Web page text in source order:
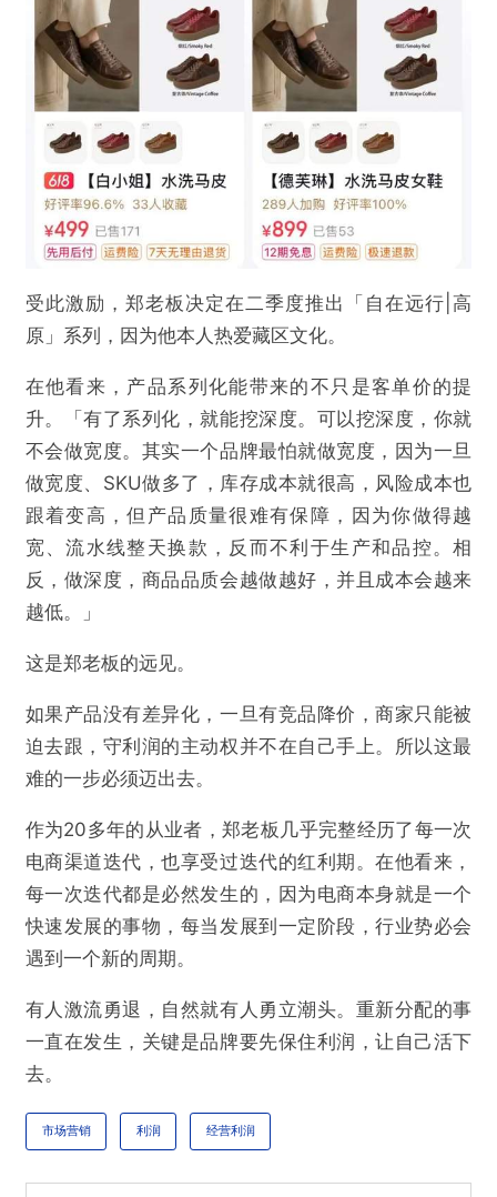
受此激励，郑老板决定在二季度推出「自在远行|高
原」系列，因为他本人热爱藏区文化。
在他看来，产品系列化能带来的不只是客单价的提
升。「有了系列化，就能挖深度。可以挖深度，你就
不会做宽度。其实一个品牌最怕就做宽度，因为一旦
做宽度、SKU做多了，库存成本就很高，风险成本也
跟着变高，但产品质量很难有保障，因为你做得越
宽、流水线整天换款，反而不利于生产和品控。相
反，做深度，商品品质会越做越好，并且成本会越来
越低。」
这是郑老板的远见。
如果产品没有差异化，一旦有竞品降价，商家只能被
迫去跟，守利润的主动权并不在自己手上。所以这最
难的一步必须迈出去。
作为20多年的从业者，郑老板几乎完整经历了每一次
电商渠道迭代，也享受过迭代的红利期。在他看来，
每一次迭代都是必然发生的，因为电商本身就是一个
快速发展的事物，每当发展到一定阶段，行业势必会
遇到一个新的周期。
有人激流勇退，自然就有人勇立潮头。重新分配的事
一直在发生，关键是品牌要先保住利润，让自己活下
去。
市场营销 利润 经营利润